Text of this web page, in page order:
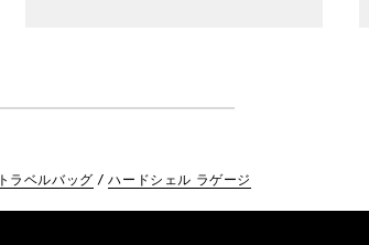
トラベルバッグ ハードシェル ラゲージ